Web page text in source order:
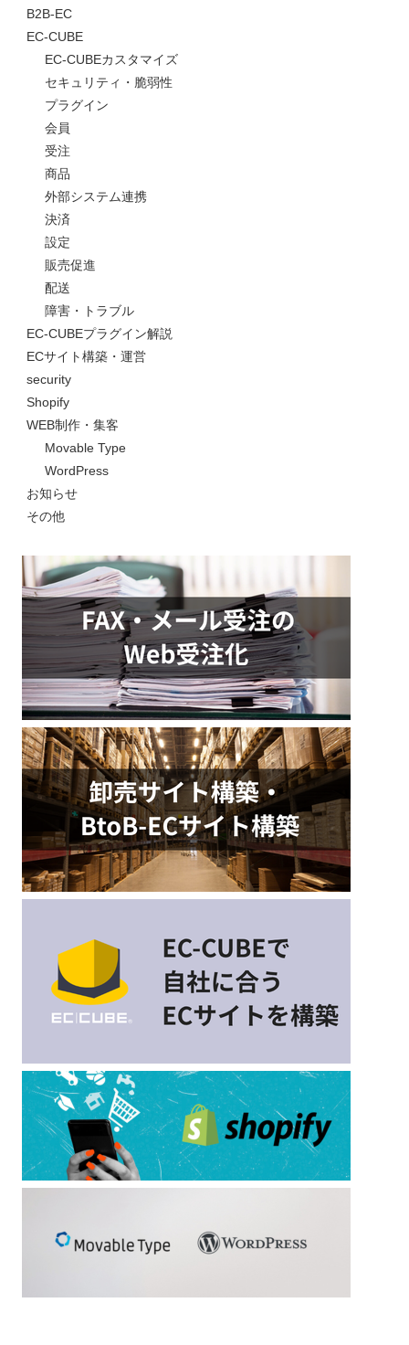
B2B-EC
EC-CUBE
EC-CUBEカスタマイズ
セキュリティ・脆弱性
プラグイン
会員
受注
商品
外部システム連携
決済
設定
販売促進
配送
障害・トラブル
EC-CUBEプラグイン解説
ECサイト構築・運営
security
Shopify
WEB制作・集客
Movable Type
WordPress
お知らせ
その他